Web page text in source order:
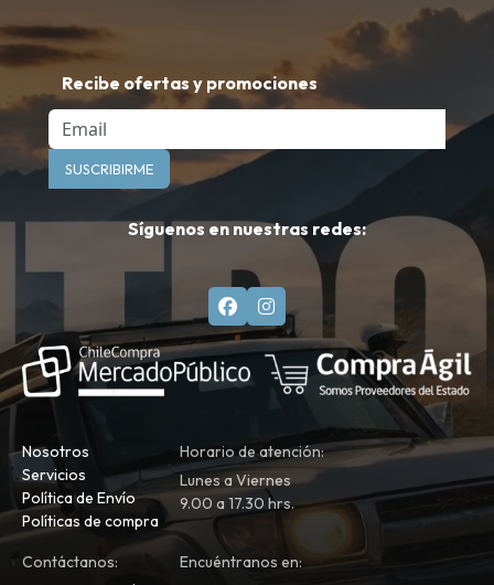
Recibe ofertas y promociones
Email
SUSCRIBIRME
Síguenos en nuestras redes:
Nosotros
Servicios
Política de Envío
Políticas de compra
Horario de atención:
Lunes a Viernes
9.00 a 17.30 hrs.
Contáctanos:
Encuéntranos en: